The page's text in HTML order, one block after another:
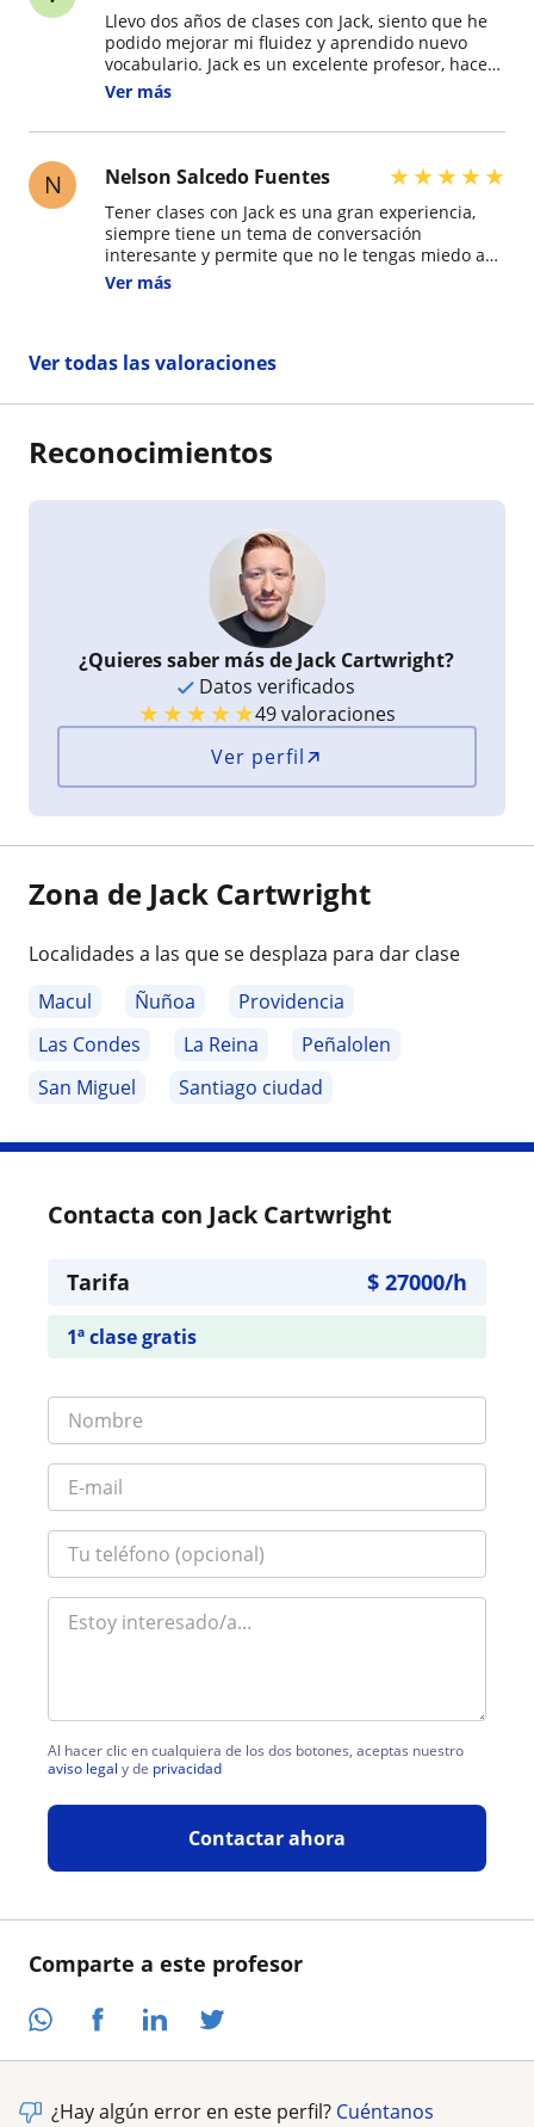
Comparte a este profesor
Llevo dos años de clases con Jack, siento que he
podido mejorar mi fluidez y aprendido nuevo
vocabulario. Jack es un excelente profesor, hace
sus clases muy dinámicas, identifican bien tus
progreso concreto. Además, al ser nativo,
conversaciones reales con confianza. Lo
Ver más
N Nelson Salcedo Fuentes ★★★★★
Tener clases con Jack es una gran experiencia,
siempre tiene un tema de conversación
interesante y permite que no le tengas miedo a
errar, con él puedes tener la confianza para
entretenidas, generalmente compartimos buenos
Un valor adicional a su trabajo es que tiene un
ayudarte de mejor manera.
Ver más
Ver todas las valoraciones
Reconocimientos
¿Quieres saber más de Jack Cartwright?
Datos verificados
★★★★★49 valoraciones
Ver perfil
Zona de Jack Cartwright
Localidades a las que se desplaza para dar clase
Macul
Ñuñoa
Providencia
Las Condes
La Reina
Peñalolen
San Miguel
Santiago ciudad
Contacta con Jack Cartwright
Tarifa $ 27000/h
1ª clase gratis
Al hacer clic en cualquiera de los dos botones, aceptas nuestro
aviso legal y de privacidad
Contactar ahora
¿Hay algún error en este perfil? Cuéntanos